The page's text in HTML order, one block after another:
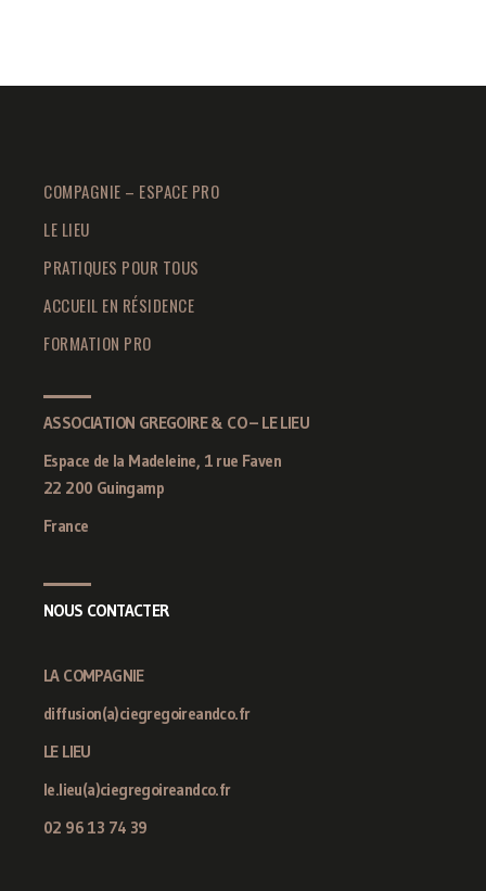
COMPAGNIE – ESPACE PRO
LE LIEU
PRATIQUES POUR TOUS
ACCUEIL EN RÉSIDENCE
FORMATION PRO
ASSOCIATION GREGOIRE & CO – LE LIEU
Espace de la Madeleine, 1 rue Faven
22 200 Guingamp
France
NOUS CONTACTER
LA COMPAGNIE
diffusion(a)ciegregoireandco.fr
LE LIEU
le.lieu(a)ciegregoireandco.fr
02 96 13 74 39